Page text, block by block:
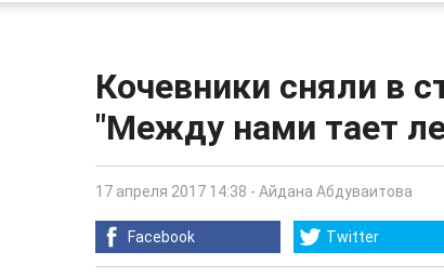
Кочевники сняли в
"Между нами тает
17 апреля 2017 14:38 - Айдана Абдуваитова
Facebook Twitter